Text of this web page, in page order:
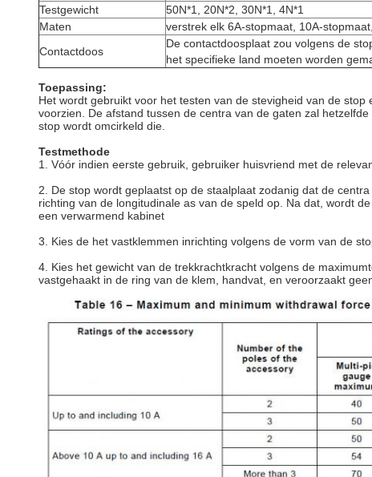
Testgewicht
50N*1, 20N*2, 30N*1, 4N*1
Maten
verstrek elk 6A-stopmaat, 10A-
Contactdoos
De contactdoosplaat zou volgens de
het specifieke land moeten worden
Toepassing:
Het wordt gebruikt voor het testen van de stevigheid van de
voorzien. De afstand tussen de centra van de gaten zal
stop wordt omcirkeld die.
Testmethode
1. Vóór indien eerste gebruik, gebruiker huisvriend met de
2. De stop wordt geplaatst op de staalplaat zodanig dat de
richting van de longitudinale as van de speld op. Na dat, wordt
een verwarmend kabinet
3. Kies de het vastklemmen inrichting volgens de vorm van de
4. Kies het gewicht van de trekkrachtkracht volgens de
vastgehaakt in de ring van de klem, handvat, en veroorzaakt